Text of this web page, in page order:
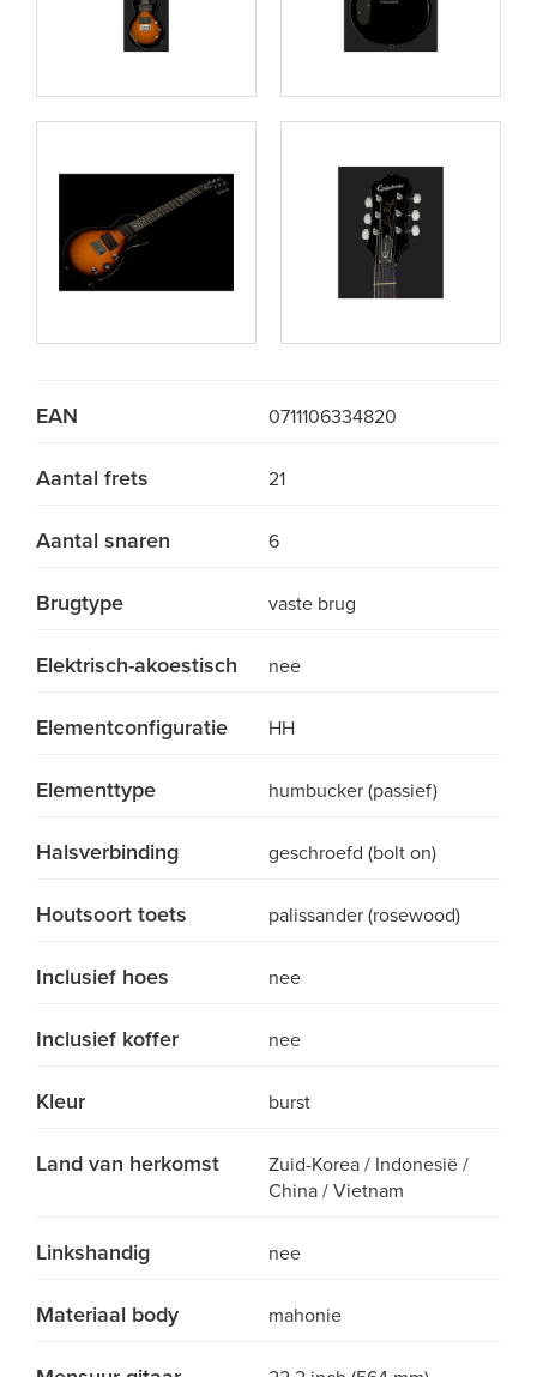
EAN 0711106334820
Aantal frets 21
Aantal snaren 6
Brugtype vaste brug
Elektrisch-akoestisch nee
Elementconfiguratie HH
Elementtype humbucker (passief)
Halsverbinding geschroefd (bolt on)
Houtsoort toets palissander (rosewood)
Inclusief hoes nee
Inclusief koffer nee
Kleur burst
Land van herkomst
Zuid-Korea / Indonesië /
China / Vietnam
Linkshandig nee
Materiaal body mahonie